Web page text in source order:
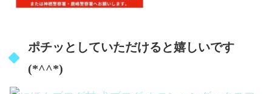
ポチッとしていただけると嬉しいです
(*^^*)